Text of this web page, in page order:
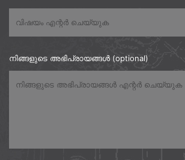
നിങ്ങളുടെ അഭിപ്രായങ്ങൾ (optional)